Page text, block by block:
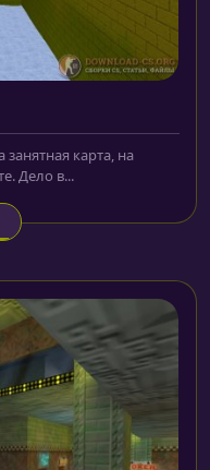
карта, на
Дело в...